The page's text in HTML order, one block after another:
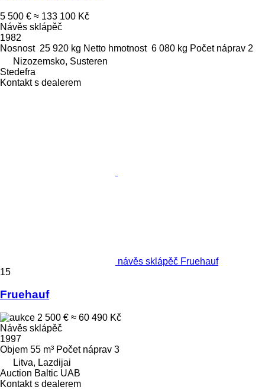
5 500 € ≈ 133 100 Kč
Návěs sklápěč
1982
Nosnost 25 920 kg Netto hmotnost 6 080 kg Počet náprav 2
Nizozemsko, Susteren
Stedefra
Kontakt s dealerem
návěs sklápěč Fruehauf
15
Fruehauf
2 500 € ≈ 60 490 Kč
Návěs sklápěč
1997
Objem 55 m³ Počet náprav 3
Litva, Lazdijai
Auction Baltic UAB
Kontakt s dealerem